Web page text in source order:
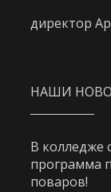
директор
НАШИ
В колледже
программа
поваров!